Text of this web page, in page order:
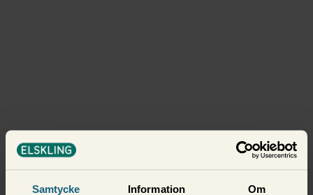
Samtycke Information Om